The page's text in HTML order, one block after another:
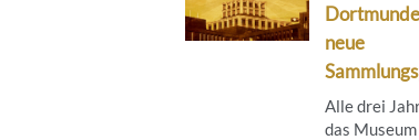
neue
Alle drei
das